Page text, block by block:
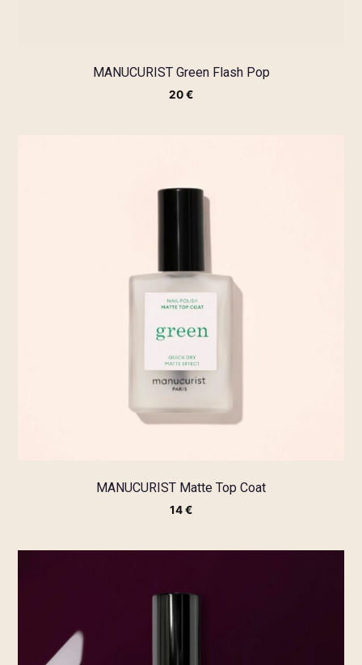
MANUCURIST Green Flash Pop
20€
MANUCURIST Matte Top Coat
14€